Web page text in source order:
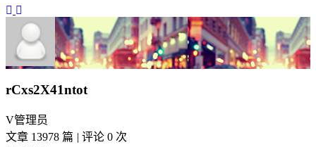
rCxs2X41ntot
V管理员
文章 13978 篇 | 评论 0 次